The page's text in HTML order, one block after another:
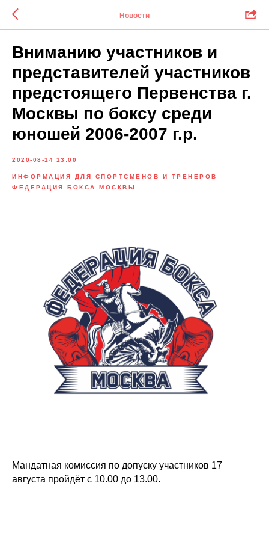
Новости
Вниманию участников и
представителей участников
предстоящего Первенства г.
Москвы по боксу среди
юношей 2006-2007 г.р.
2020-08-14 13:00
ИНФОРМАЦИЯ ДЛЯ СПОРТСМЕНОВ И ТРЕНЕРОВ
ФЕДЕРАЦИЯ БОКСА МОСКВЫ
Мандатная комиссия по допуску участников 17
августа пройдёт с 10.00 до 13.00.